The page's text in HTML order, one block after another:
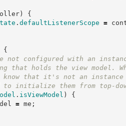
)
{
. defaultListenerScope =
{
not configured with an
that holds the view model.
that it's not an instance
to initialize them from top-
. isViewModel )
{
= me ;